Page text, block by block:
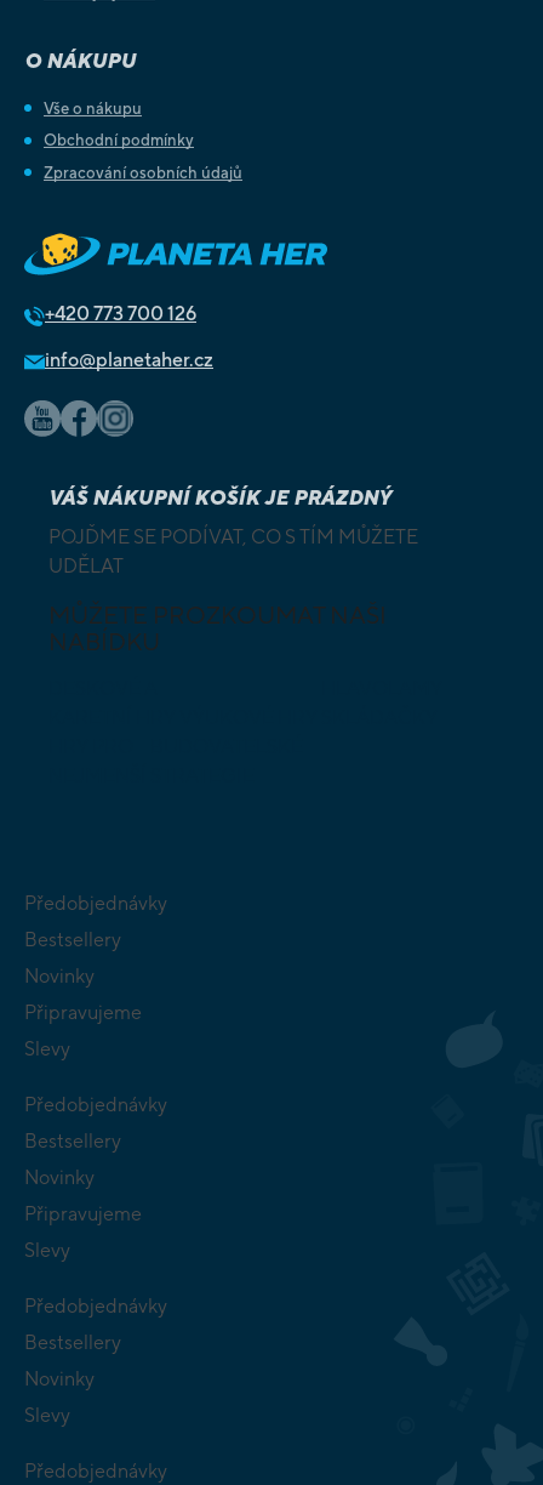
O NÁKUPU
Vše o nákupu
Obchodní podmínky
Zpracování osobních údajů
+420 773 700 126
info@planetaher.cz
VÁŠ NÁKUPNÍ KOŠÍK JE PRÁZDNÝ
POJĎME SE PODÍVAT, CO S TÍM MŮŽETE
UDĚLAT
MŮŽETE PROZKOUMAT NAŠI
NABÍDKU
Předobjednávky
Bestsellery
Novinky
Připravujeme
Slevy
Předobjednávky
Bestsellery
Novinky
Připravujeme
Slevy
Předobjednávky
Bestsellery
Novinky
Slevy
Předobjednávky